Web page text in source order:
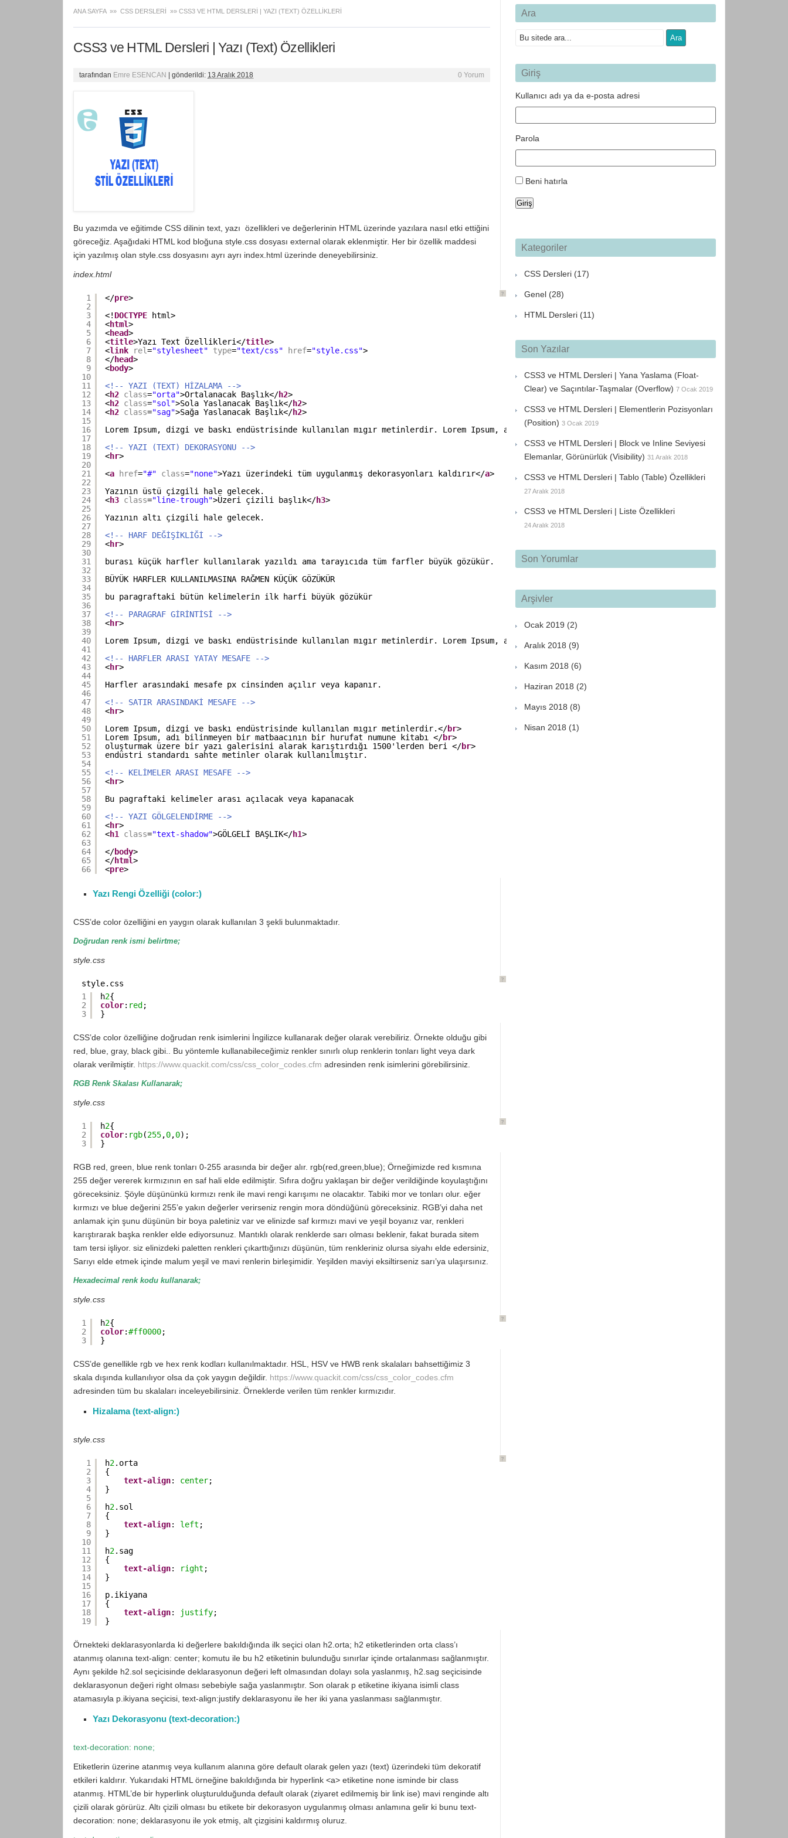
ANA SAYFA »» CSS DERSLERI »» CSS3 VE HTML DERSLERI | YAZI (TEXT) ÖZELLIKLERI
CSS3 ve HTML Dersleri | Yazı (Text) Özellikleri
tarafından Emre ESENCAN gönderildi: 13 Aralık 2018 0 Yorum
Bu yazımda ve eğitimde CSS dilinin text, yazı özellikleri ve değerlerinin HTML üzerinde yazılara nasıl etki ettiğini
göreceğiz. Aşağıdaki HTML kod bloğuna style.css dosyası external olarak eklenmiştir. Her bir özellik maddesi
için yazılmış olan style.css dosyasını ayrı ayrı index.html üzerinde deneyebilirsiniz.
index.html
?
1
2
3
4
5
6
7
8
9
10
11
12
13
14
15
16
17
18
19
20
21
22
23
24
25
26
27
28
29
30
31
32
33
34
35
36
37
38
39
40
41
42
43
44
45
46
47
48
49
50
51
52
53
54
55
56
57
58
59
60
61
62
63
64
65
66
</pre>
<! DOCTYPE
html>
<html>
<head>
<title>Yazı Text Özellikleri</title>
<link rel="stylesheet" type="text/css" href="style.css">
</head>
<body>
<!-- YAZI (TEXT) HİZALAMA -->
<h2 class="orta">Ortalanacak Başlık</h2>
<h2 class="sol">Sola Yaslanacak Başlık</h2>
<h2 class="sag">Sağa Yaslanacak Başlık</h2>
Lorem Ipsum, dizgi ve baskı endüstrisinde kullanılan mıgır metinlerdir. Lorem Ipsum, adı bilinmeyen bir matbaacının bir hurufat numune kitabı
<!-- YAZI (TEXT) DEKORASYONU -->
<hr>
<a href="#" class="none">Yazı üzerindeki tüm uygulanmış dekorasyonları kaldırır</a>
Yazının üstü çizgili hale gelecek.
<h3 class="line-trough">Üzeri çizili başlık</h3>
Yazının altı çizgili hale gelecek.
<!-- HARF DEĞİŞİKLİĞİ -->
<hr>
burası küçük harfler kullanılarak yazıldı ama tarayıcıda tüm farfler büyük gözükür.
BÜYÜK HARFLER KULLANILMASINA RAĞMEN KÜÇÜK GÖZÜKÜR
bu paragraftaki bütün kelimelerin ilk harfi büyük gözükür
<!-- PARAGRAF GİRİNTİSİ -->
<hr>
Lorem Ipsum, dizgi ve baskı endüstrisinde kullanılan mıgır metinlerdir. Lorem Ipsum, adı bilinmeyen bir matbaacının bir hurufat numune kitabı
<!-- HARFLER ARASI YATAY MESAFE -->
<hr>
Harfler arasındaki mesafe px cinsinden açılır veya kapanır.
<!-- SATIR ARASINDAKİ MESAFE -->
<hr>
Lorem Ipsum, dizgi ve baskı endüstrisinde kullanılan mıgır metinlerdir.</br>
Lorem Ipsum, adı bilinmeyen bir matbaacının bir hurufat numune kitabı </br>
oluşturmak üzere bir yazı galerisini alarak karıştırdığı 1500'lerden beri </br>
endüstri standardı sahte metinler olarak kullanılmıştır.
<!-- KELİMELER ARASI MESAFE -->
<hr>
Bu pagraftaki kelimeler arası açılacak veya kapanacak
<!-- YAZI GÖLGELENDİRME -->
<hr>
<h1 class="text-shadow">GÖLGELİ BAŞLIK</h1>
</body>
</html>
<pre>
Yazı Rengi Özelliği (color:)
CSS’de color özelliğini en yaygın olarak kullanılan 3 şekli bulunmaktadır.
Doğrudan renk ismi belirtme;
style.css
?
style.css
1
2
3
h2{
color: red ;
}
CSS’de color özelliğine doğrudan renk isimlerini İngilizce kullanarak değer olarak verebiliriz. Örnekte olduğu gibi
red, blue, gray, black gibi.. Bu yöntemle kullanabileceğimiz renkler sınırlı olup renklerin tonları light veya dark
olarak verilmiştir. https://www.quackit.com/css/css_color_codes.cfm adresinden renk isimlerini görebilirsiniz.
RGB Renk Skalası Kullanarak;
style.css
?
1
2
3
h2{
color: rgb(255,0,0);
}
RGB red, green, blue renk tonları 0-255 arasında bir değer alır. rgb(red,green,blue); Örneğimizde red kısmına
255 değer vererek kırmızının en saf hali elde edilmiştir. Sıfıra doğru yaklaşan bir değer verildiğinde koyulaştığını
göreceksiniz. Şöyle düşününkü kırmızı renk ile mavi rengi karışımı ne olacaktır. Tabiki mor ve tonları olur. eğer
kırmızı ve blue değerini 255’e yakın değerler verirseniz rengin mora döndüğünü göreceksiniz. RGB’yi daha net
anlamak için şunu düşünün bir boya paletiniz var ve elinizde saf kırmızı mavi ve yeşil boyanız var, renkleri
karıştırarak başka renkler elde ediyorsunuz. Mantıklı olarak renklerde sarı olması beklenir, fakat burada sitem
tam tersi işliyor. siz elinizdeki paletten renkleri çıkarttığınızı düşünün, tüm renkleriniz olursa siyahı elde edersiniz,
Sarıyı elde etmek içinde malum yeşil ve mavi renlerin birleşimidir. Yeşilden maviyi eksiltirseniz sarı’ya ulaşırsınız.
Hexadecimal renk kodu kullanarak;
style.css
?
1
2
3
h2{
color:#ff0000;
}
CSS’de genellikle rgb ve hex renk kodları kullanılmaktadır. HSL, HSV ve HWB renk skalaları bahsettiğimiz 3
skala dışında kullanılıyor olsa da çok yaygın değildir. https://www.quackit.com/css/css_color_codes.cfm
adresinden tüm bu skalaları inceleyebilirsiniz. Örneklerde verilen tüm renkler kırmızıdır.
Hizalama (text-align:)
style.css
?
1
2
3
4
5
6
7
8
9
10
11
12
13
14
15
16
17
18
19
h2.orta
{
text-align: center;
}
h2.sol
{
text-align: left ;
}
h2.sag
{
text-align: right ;
}
p.ikiyana
{
text-align: justify;
}
Örnekteki deklarasyonlarda ki değerlere bakıldığında ilk seçici olan h2.orta; h2 etiketlerinden orta class’ı
atanmış olanına text-align: center; komutu ile bu h2 etiketinin bulunduğu sınırlar içinde ortalanması sağlanmıştır.
Aynı şekilde h2.sol seçicisinde deklarasyonun değeri left olmasından dolayı sola yaslanmış, h2.sag seçicisinde
deklarasyonun değeri right olması sebebiyle sağa yaslanmıştır. Son olarak p etiketine ikiyana isimli class
atamasıyla p.ikiyana seçicisi, text-align:justify deklarasyonu ile her iki yana yaslanması sağlanmıştır.
Yazı Dekorasyonu (text-decoration:)
text-decoration: none;
Etiketlerin üzerine atanmış veya kullanım alanına göre default olarak gelen yazı (text) üzerindeki tüm dekoratif
etkileri kaldırır. Yukarıdaki HTML örneğine bakıldığında bir hyperlink <a> etiketine none isminde bir class
atanmış. HTML’de bir hyperlink oluşturulduğunda default olarak (ziyaret edilmemiş bir link ise) mavi renginde altı
çizili olarak görürüz. Altı çizili olması bu etikete bir dekorasyon uygulanmış olması anlamına gelir ki bunu text-
decoration: none; deklarasyonu ile yok etmiş, alt çizgisini kaldırmış oluruz.
Ara
Giriş
Kullanıcı adı ya da e-posta adresi
Parola
Beni hatırla
Giriş
Kategoriler
CSS Dersleri(17)
Genel(28)
HTML Dersleri(11)
Son Yazılar
CSS3 ve HTML Dersleri | Yana Yaslama (Float-
Clear) ve Saçıntılar-Taşmalar (Overflow) 7 Ocak 2019
CSS3 ve HTML Dersleri | Elementlerin Pozisyonları
(Position) 3 Ocak 2019
CSS3 ve HTML Dersleri | Block ve Inline Seviyesi
Elemanlar, Görünürlük (Visibility) 31 Aralık 2018
CSS3 ve HTML Dersleri | Tablo (Table) Özellikleri
27 Aralık 2018
CSS3 ve HTML Dersleri | Liste Özellikleri
24 Aralık 2018
Son Yorumlar
Arşivler
Ocak 2019 (2)
Aralık 2018 (9)
Kasım 2018 (6)
Haziran 2018 (2)
Mayıs 2018 (8)
Nisan 2018 (1)